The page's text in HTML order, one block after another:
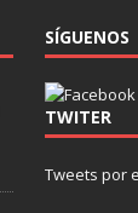
SÍGUENOS
TWITER
Tweets por